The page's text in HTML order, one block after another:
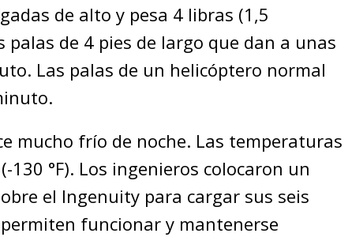
de alto y pesa 4 libras (1,5
palas de 4 pies de largo que dan a unas
Las palas de un helicóptero normal
mucho frío de noche. Las temperaturas
130 °F). Los ingenieros colocaron un
el Ingenuity para cargar sus seis
funcionar y mantenerse